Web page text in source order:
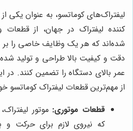
لیفتراک‌های کوماتسو، به عنوان یکی
کننده لیفتراک در جهان، از
شده‌اند که هر یک وظایف خاصی را بر
دقت و کیفیت بالا طراحی و تولید
عمر بالای دستگاه را تضمین کنند.
از مهم‌ترین قطعات لیفتراک کوماتسو
قطعات موتوری: موتور
که نیروی لازم برای حرکت و